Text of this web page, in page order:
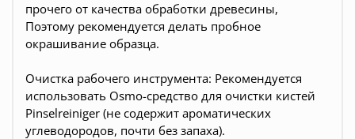
прочего от качества обработки древесины,
Поэтому рекомендуется делать пробное
окрашивание образца.
Очистка рабочего инструмента: Рекомендуется
использовать Osmo-средство для очистки кистей
Pinselreiniger (не содержит ароматических
углеводородов, почти без запаха).